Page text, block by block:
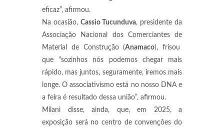
eficaz”, afirmou.
Na ocasião, Cassio Tucunduva, presidente da
Associação Nacional dos Comerciantes de
Material de Construção (Anamaco), frisou
que “sozinhos nós podemos chegar mais
rápido, mas juntos, seguramente, iremos mais
longe. O associativismo está no nosso DNA e
a feira é resultado dessa união”, afirmou.
Milani disse, ainda, que, em 2025, a
exposição será no centro de convenções do